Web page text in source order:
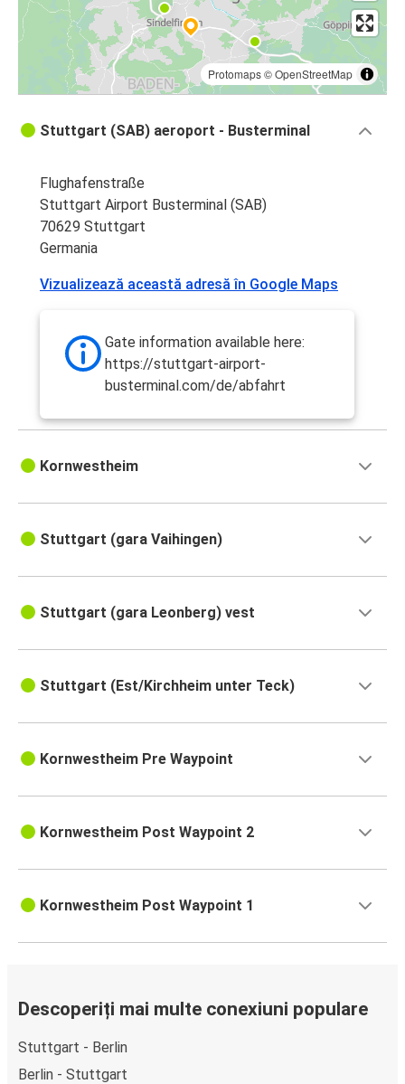
Protomaps©OpenStreetMap
Stuttgart (SAB) aeroport - Busterminal
Flughafenstraße
Stuttgart Airport Busterminal (SAB)
70629 Stuttgart
Germania
Vizualizează această adresă în Google Maps
Gate information available here:
https://stuttgart-airport-
busterminal.com/de/abfahrt
Kornwestheim
Stuttgart (gara Vaihingen)
Stuttgart (gara Leonberg) vest
Stuttgart (Est/Kirchheim unter Teck)
Kornwestheim Pre Waypoint
Kornwestheim Post Waypoint 2
Kornwestheim Post Waypoint 1
Descoperiți mai multe conexiuni populare
Stuttgart - Berlin
Berlin - Stuttgart